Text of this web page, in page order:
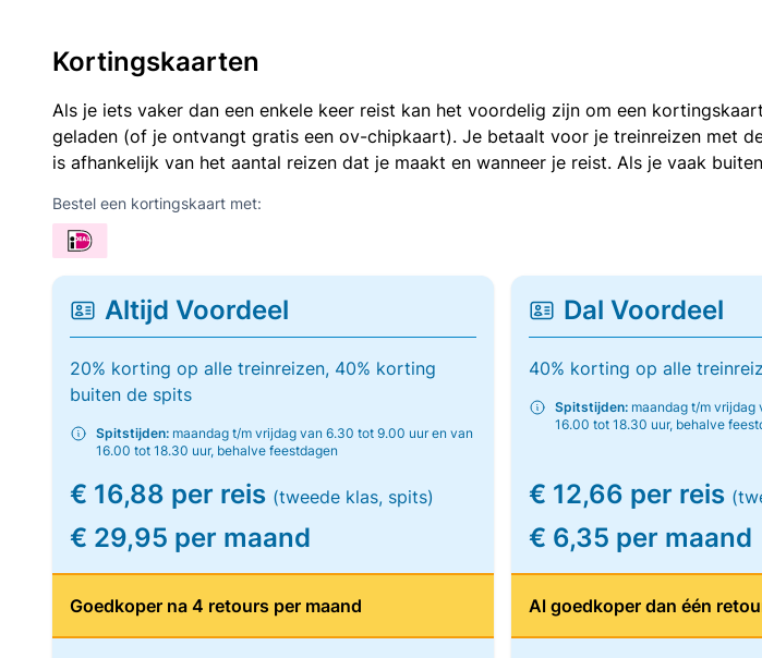
Kortingskaarten
Als je iets vaker dan een enkele keer reist kan het voordelig zijn om een
geladen (of je ontvangt gratis een ov-chipkaart). Je betaalt voor je treinreizen met
is afhankelijk van het aantal reizen dat je maakt en wanneer je reist. Als je vaak
Bestel een kortingskaart met:
Altijd Voordeel
20% korting op alle treinreizen, 40% korting
buiten de spits
Spitstijden: maandag t/m vrijdag van 6.30 tot 9.00 uur en van
16.00 tot 18.30 uur, behalve feestdagen
€ 16,88 per reis (tweede klas, spits)
€ 29,95 per maand
Goedkoper na 4 retours per maand
Dal Voordeel
40% korting op alle
Spitstijden: maandag t/m
16.00 tot 18.30 uur, behalve
€ 12,66 per reis
€ 6,35 per maand
Al goedkoper dan één